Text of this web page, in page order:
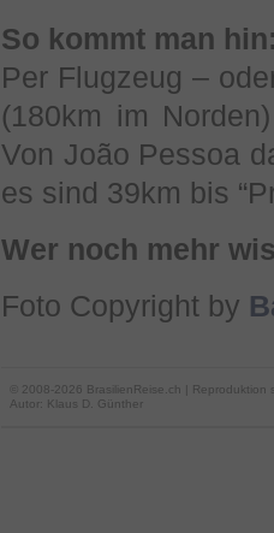
So kommt man
Per Flugzeug –
(180km im
Von João Pessoa
es sind 39km bis
Wer noch mehr
Foto Copyright by
© 2008-2026 BrasilienReise.ch | Reproduktion
Autor: Klaus D. Günther